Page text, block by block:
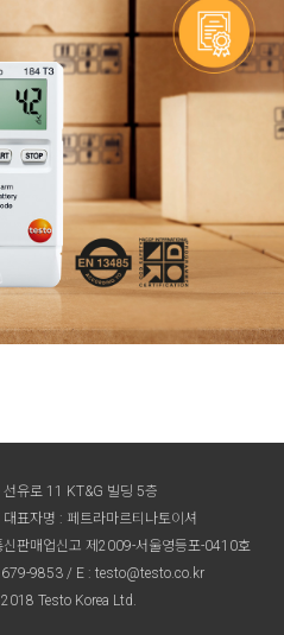
유로 11 KT&G 빌딩 5층
표자명 : 페트라마르티나토이셔
판매업신고 제2009-서울영등포-0410호
9853 / E : testo@testo.co.kr
Testo Korea Ltd.